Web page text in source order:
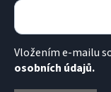
Vložením e-mailu
osobních údajů.